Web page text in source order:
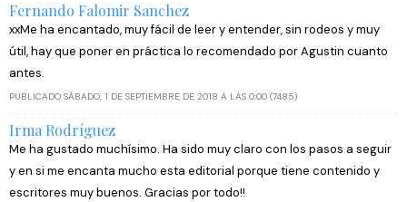
Fernando Falomir Sanchez
xxMe ha encantado, muy fácil de leer y entender, sin rodeos y muy
útil, hay que poner en práctica lo recomendado por Agustin cuanto
antes.
PUBLICADO SÁBADO, 1 DE SEPTIEMBRE DE 2018 A LAS 0:00 (7485)
Irma Rodríguez
Me ha gustado muchísimo. Ha sido muy claro con los pasos a seguir
y en si me encanta mucho esta editorial porque tiene contenido y
escritores muy buenos. Gracias por todo!!